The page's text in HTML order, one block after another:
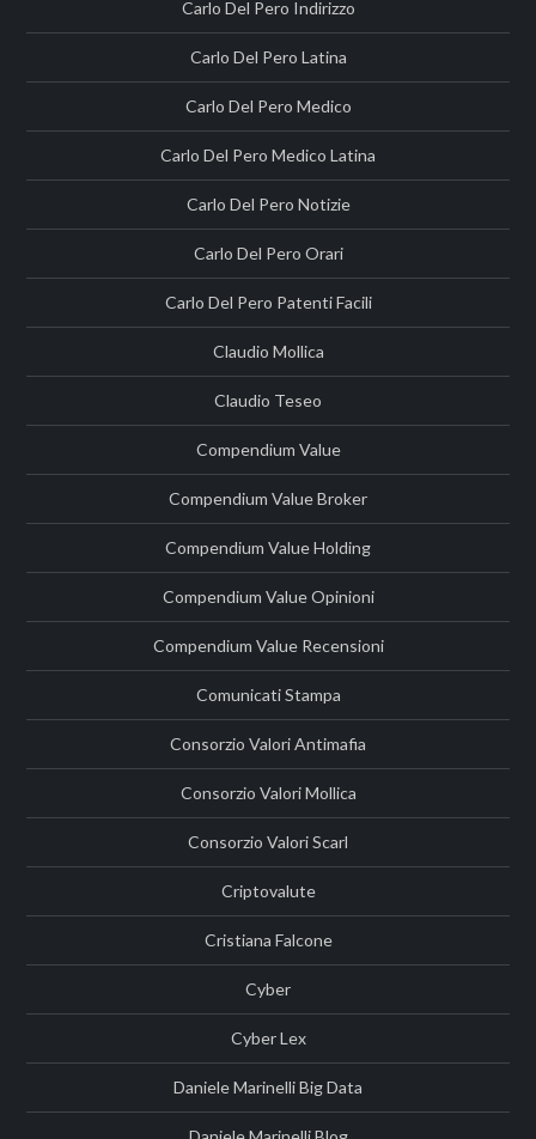
Carlo Del Pero Indirizzo
Carlo Del Pero Latina
Carlo Del Pero Medico
Carlo Del Pero Medico Latina
Carlo Del Pero Notizie
Carlo Del Pero Orari
Carlo Del Pero Patenti Facili
Claudio Mollica
Claudio Teseo
Compendium Value
Compendium Value Broker
Compendium Value Holding
Compendium Value Opinioni
Compendium Value Recensioni
Comunicati Stampa
Consorzio Valori Antimafia
Consorzio Valori Mollica
Consorzio Valori Scarl
Criptovalute
Cristiana Falcone
Cyber
Cyber Lex
Daniele Marinelli Big Data